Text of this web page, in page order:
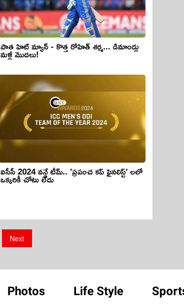
పాత హిట్ మ్యాన్ - కొత్త రోహిత్ శర్మ... డిమాండ్లు
మళ్లీ మొదలు!
ఐసీసీ 2024 వన్డే టీమ్.. 'ప్రపంచ కప్ ఫైనలిస్ట్' లలో
ఒక్కరికీ చోటు లేదు
Next
Photos Life Style